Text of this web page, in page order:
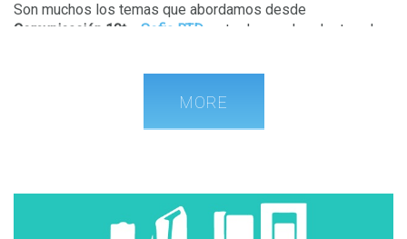
Son muchos los temas que abordamos desde
Comunicación 10t
Sofia RTD , entre los cuales destaca la
han encomendado esta tarea, resaltan un
MORE